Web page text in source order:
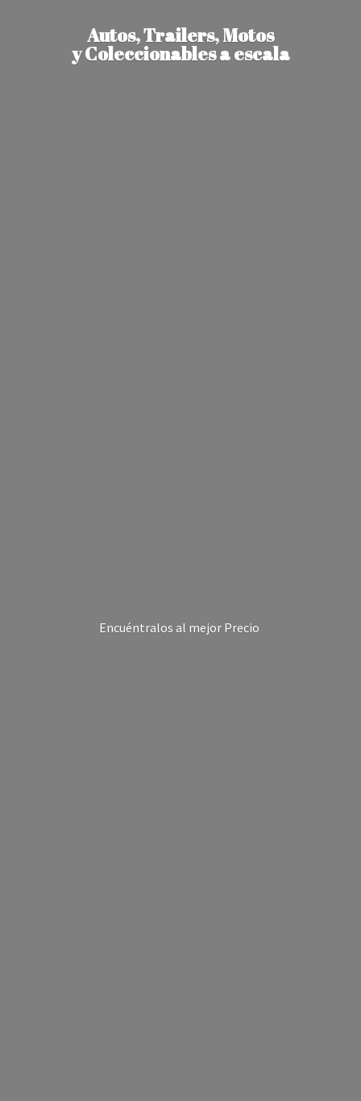
Autos, Trailers, Motos
y Coleccionablesa escala
Encuéntralos al mejor Precio